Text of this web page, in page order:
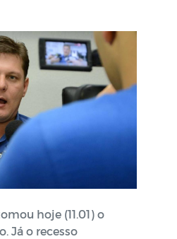
hoje (11.01) o
Já o recesso